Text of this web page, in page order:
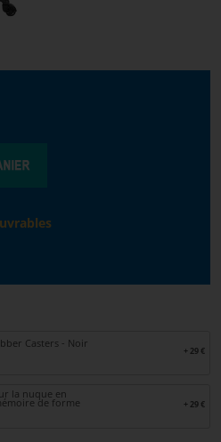
Casters - Noir
+ 29 €
la nuque en
de forme + 29 €